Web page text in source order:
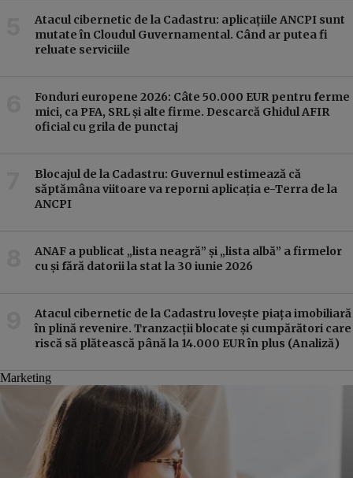
Atacul cibernetic de la Cadastru: aplicațiile ANCPI sunt
mutate în Cloudul Guvernamental. Când ar putea fi
reluate serviciile
Fonduri europene 2026: Câte 50.000 EUR pentru ferme
mici, ca PFA, SRL și alte firme. Descarcă Ghidul AFIR
oficial cu grila de punctaj
Blocajul de la Cadastru: Guvernul estimează că
săptămâna viitoare va reporni aplicația e-Terra de la
ANCPI
ANAF a publicat „lista neagră” și „lista albă” a firmelor
cu și fără datorii la stat la 30 iunie 2026
Atacul cibernetic de la Cadastru lovește piața imobiliară
în plină revenire. Tranzacții blocate și cumpărători care
riscă să plătească până la 14.000 EUR în plus (Analiză)
Marketing